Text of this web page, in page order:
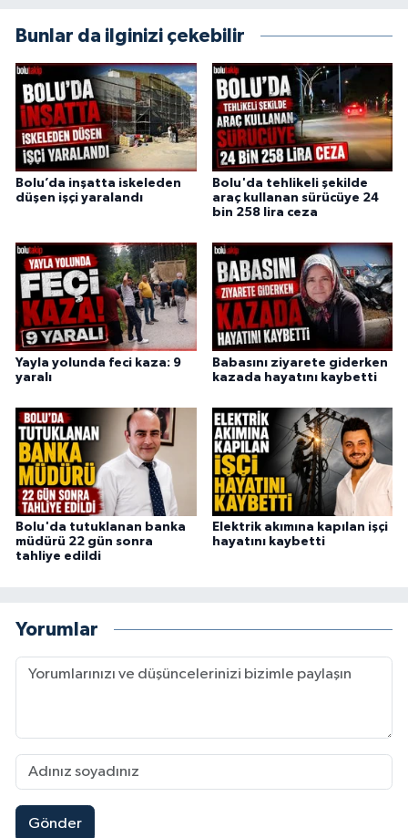
Bunlar da ilginizi çekebilir
Bolu’da inşatta iskeleden
düşen işçi yaralandı
Bolu'da tehlikeli şekilde
araç kullanan sürücüye 24
bin 258 lira ceza
Yayla yolunda feci kaza: 9
yaralı
Babasını ziyarete giderken
kazada hayatını kaybetti
Bolu'da tutuklanan banka
müdürü 22 gün sonra
tahliye edildi
Elektrik akımına kapılan işçi
hayatını kaybetti
Yorumlar
Gönder